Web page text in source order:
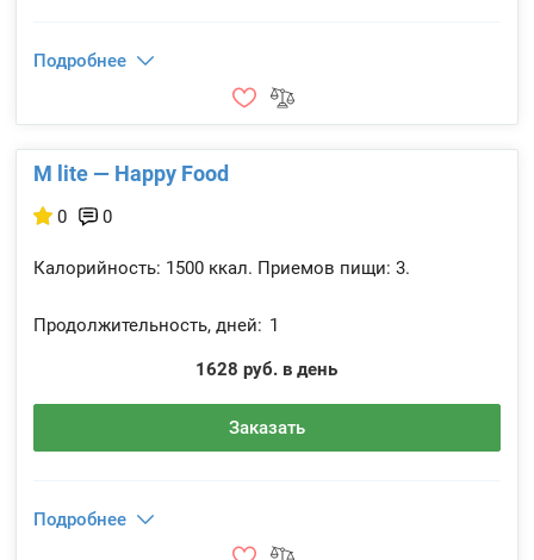
Подробнее
M lite — Happy Food
0 0
Калорийность: 1500 ккал. Приемов пищи: 3.
Продолжительность, дней: 1
1628 руб. в день
Заказать
Подробнее